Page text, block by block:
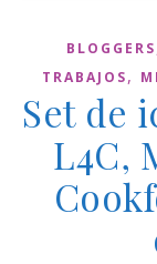
BLOGGERS
TRABAJOS,
Set de
L4C,